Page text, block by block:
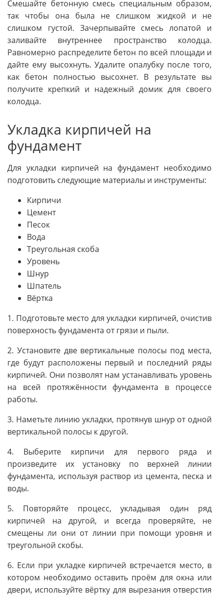
Смешайте бетонную смесь специальным образом,
так чтобы она была не слишком жидкой и не
слишком густой. Зачерпывайте смесь лопатой и
заливайте внутреннее пространство колодца.
Равномерно распределите бетон по всей площади и
дайте ему высохнуть. Удалите опалубку после того,
как бетон полностью высохнет. В результате вы
получите крепкий и надежный домик для своего
колодца.
Укладка кирпичей на
фундамент
Для укладки кирпичей на фундамент необходимо
подготовить следующие материалы и инструменты:
Кирпичи
Цемент
Песок
Вода
Треугольная скоба
Уровень
Шнур
Шпатель
Вёртка
1. Подготовьте место для укладки кирпичей, очистив
поверхность фундамента от грязи и пыли.
2. Установите две вертикальные полосы под места,
где будут расположены первый и последний ряды
кирпичей. Они позволят нам устанавливать уровень
на всей протяжённости фундамента в процессе
работы.
3. Наметьте линию укладки, протянув шнур от одной
вертикальной полосы к другой.
4. Выберите кирпичи для первого ряда и
произведите их установку по верхней линии
фундамента, используя раствор из цемента, песка и
воды.
5. Повторяйте процесс, укладывая один ряд
кирпичей на другой, и всегда проверяйте, не
смещены ли они от линии при помощи уровня и
треугольной скобы.
6. Если при укладке кирпичей встречается место, в
котором необходимо оставить проём для окна или
двери, используйте вёртку для вырезания отверстия